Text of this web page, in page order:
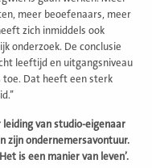
meer beoefenaars, meer
zich inmiddels ook
onderzoek. De conclusie
leeftijd en uitgangsniveau
toe. Dat heeft een sterk
van studio-eigenaar
zijn ondernemersavontuur.
is een manier van leven’.